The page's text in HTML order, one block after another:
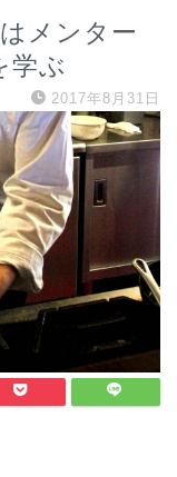
メンター
学ぶ
2017年8月31日